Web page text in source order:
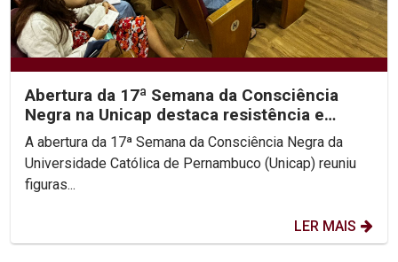
Abertura da 17ª Semana da Consciência
Negra na Unicap destaca resistência e
protagonismo do...
A abertura da 17ª Semana da Consciência Negra da
Universidade Católica de Pernambuco (Unicap) reuniu
figuras...
LER MAIS